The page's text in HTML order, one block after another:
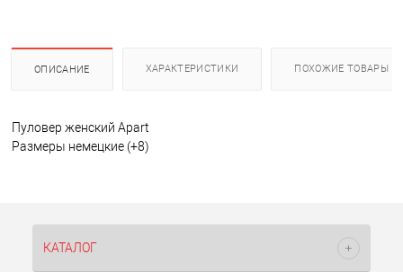
ОПИСАНИЕ ХАРАКТЕРИСТИКИ ПОХОЖИЕ ТОВАРЫ
Пуловер женский Apart
Размеры немецкие (+8)
КАТАЛОГ